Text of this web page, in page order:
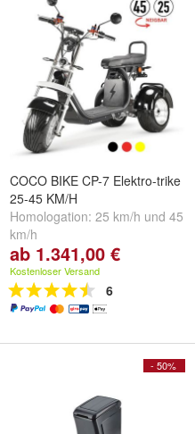
COCO BIKE CP-7 Elektro-trike
25-45 KM/H
Homologation: 25 km/h und 45
km/h
ab 1.341,00 €
Kostenloser Versand
6
- 50%